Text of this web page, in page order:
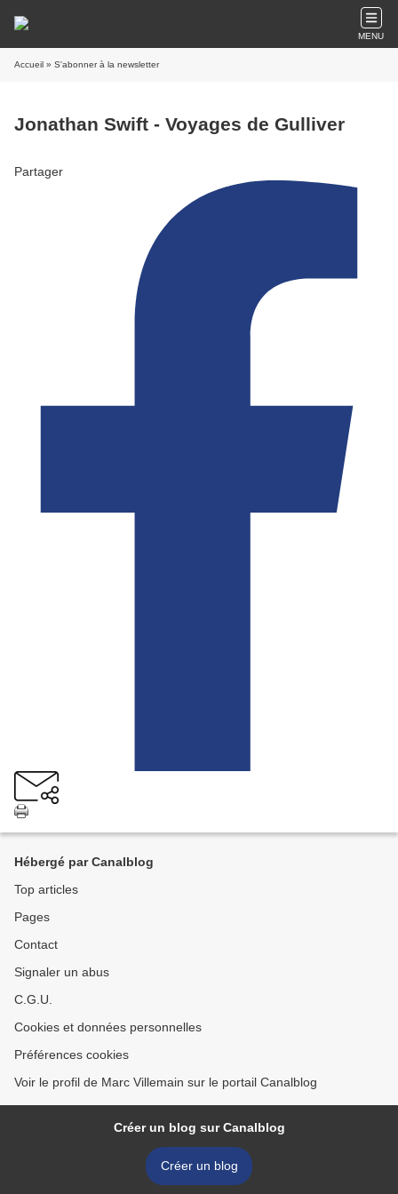
MENU
Accueil » S'abonner à la newsletter
Jonathan Swift - Voyages de Gulliver
Partager
Hébergé par Canalblog
Top articles
Pages
Contact
Signaler un abus
C.G.U.
Cookies et données personnelles
Préférences cookies
Voir le profil de Marc Villemain sur le portail Canalblog
Créer un blog sur Canalblog
Créer un blog